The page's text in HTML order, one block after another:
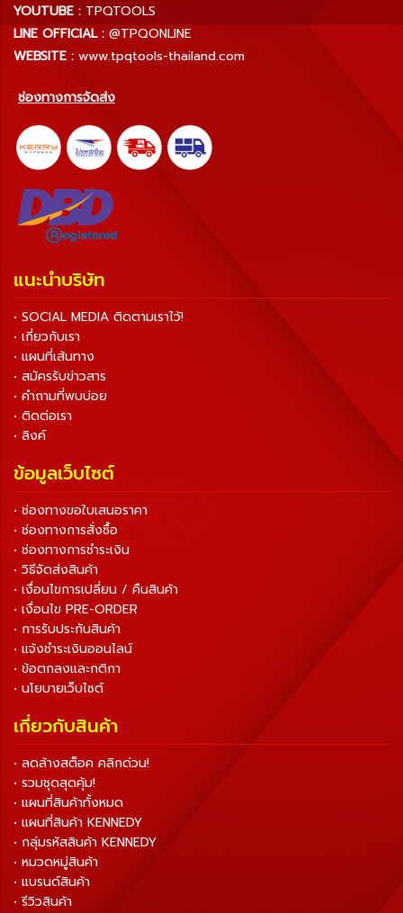
YOUTUBE : TPQTOOLS
LINE OFFICIAL : @TPQONLINE
WEBSITE : www.tpqtools-thailand.com
ช่องทางการจัดส่ง
แนะนำบริษัท
• SOCIAL MEDIA ติดตามเราไว้!
• เกี่ยวกับเรา
• แผนที่เส้นทาง
• สมัครรับข่าวสาร
• คำถามที่พบบ่อย
• ติดต่อเรา
• ลิงค์
ข้อมูลเว็บไซต์
• ช่องทางขอใบเสนอราคา
• ช่องทางการสั่งซื้อ
• ช่องทางการชำระเงิน
• วิธีจัดส่งสินค้า
• เงื่อนไขการเปลี่ยน / คืนสินค้า
• เงื่อนไข PRE-ORDER
• การรับประกันสินค้า
• แจ้งชำระเงินออนไลน์
• ข้อตกลงและกติกา
• นโยบายเว็บไซต์
เกี่ยวกับสินค้า
• ลดล้างสต็อค คลิกด่วน!
• รวมชุดสุดคุ้ม!
• แผนที่สินค้าทั้งหมด
• แผนที่สินค้า KENNEDY
• กลุ่มรหัสสินค้า KENNEDY
• หมวดหมู่สินค้า
• แบรนด์สินค้า
• รีวิวสินค้า